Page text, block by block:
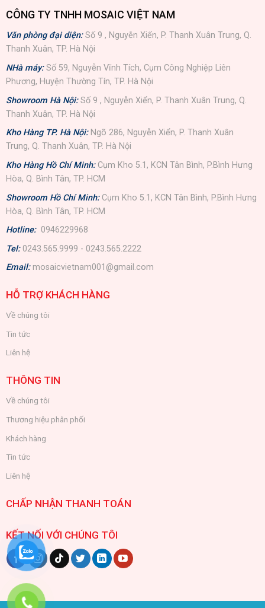
CÔNG TY TNHH MOSAIC VIỆT NAM
Văn phòng đại diện:Số 9 , Nguyễn Xiển, P. Thanh Xuân Trung, Q.
Thanh Xuân, TP. Hà Nội
NHà máy: Số 59, Nguyễn Vĩnh Tích, Cụm Công Nghiệp Liên
Phương, Huyện Thường Tín, TP. Hà Nội
Showroom Hà Nội: Số 9 , Nguyễn Xiển, P. Thanh Xuân Trung, Q.
Thanh Xuân, TP. Hà Nội
Kho Hàng TP. Hà Nội: Ngõ 286, Nguyễn Xiển, P. Thanh Xuân
Trung, Q. Thanh Xuân, TP. Hà Nội
Kho Hàng Hồ Chí Minh: Cụm Kho 5.1, KCN Tân Bình, P.Bình Hưng
Hòa, Q. Bình Tân, TP. HCM
Showroom Hồ Chí Minh: Cụm Kho 5.1, KCN Tân Bình, P.Bình Hưng
Hòa, Q. Bình Tân, TP. HCM
Hotline: 0946229968
Tel: 0243.565.9999 - 0243.565.2222
Email: mosaicvietnam001@gmail.com
HỖ TRỢ KHÁCH HÀNG
Về chúng tôi
Tin tức
Liên hệ
THÔNG TIN
Về chúng tôi
Thương hiệu phân phối
Khách hàng
Tin tức
Liên hệ
CHẤP NHẬN THANH TOÁN
KẾT NỐI VỚI CHÚNG TÔI